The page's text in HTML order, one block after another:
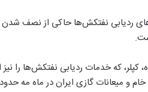
ردیابی نفتکش‌ها حاکی از نصف شدن
کپلر، که خدمات ردیابی نفتکش‌ها را
گازی ایران در ماه مه حدود ۴۰۰ هزار بشکه در روز بوده است.